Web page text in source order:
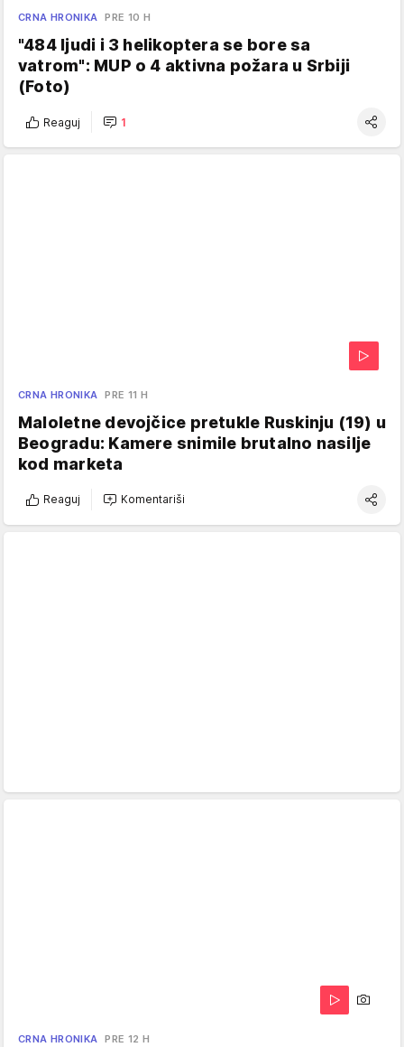
CRNA HRONIKA PRE 10 H
"484 ljudi i 3 helikoptera se bore sa
vatrom": MUP o 4 aktivna požara u Srbiji
(Foto)
Reaguj 1
CRNA HRONIKA PRE 11 H
Maloletne devojčice pretukle Ruskinju (19) u
Beogradu: Kamere snimile brutalno nasilje
kod marketa
Reaguj Komentariši
CRNA HRONIKA PRE 12 H